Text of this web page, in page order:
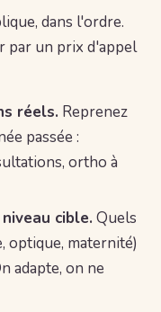
dans l'ordre.
par un prix d'appel
réels. Reprenez
passée :
ortho à
cible. Quels
maternité)
adapte, on ne